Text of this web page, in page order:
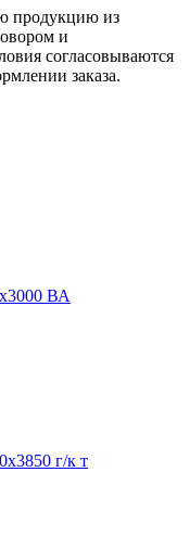
продукцию из
и
согласовываются
заказа.
ВА
г/к т